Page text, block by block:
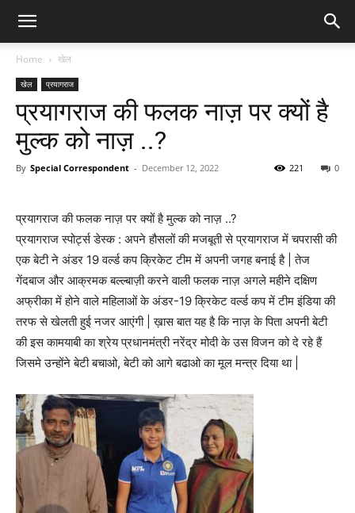
Home खेल
खेल प्रयागराज
प्रयागराज की फलक नाज़ पर क्यों है
मुल्क को नाज़ ..?
By Special Correspondent - December 12, 2022 0
221
प्रयागराज की फलक नाज़ पर क्यों है मुल्क को नाज़ ..?
प्रयागराज स्पोर्ट्स डेस्क : अपने हौसलों की मजबूती से प्रयागराज में चपरासी की
एक बेटी ने अंडर 19 वर्ल्ड कप क्रिकेट टीम में अपनी जगह बनाई है | तेज
गेंदबाज और आक्रमक बल्ल्बाज़ी करने वाली फलक नाज़ अगले महीने दक्षिण
अफ्रीका में होने वाले महिलाओं के अंडर-19 क्रिकेट वर्ल्ड कप में टीम इंडिया की
तरफ से खेलती हुई नजर आएंगी | ख़ास बात यह है कि नाज़ के पिता अपनी बेटी
की इस कामयाबी का श्रेय प्रधानमंत्री नरेंद्र मोदी के उस विजन को दे रहे हैं
जिसमे उन्होंने बेटी बचाओ, बेटी को आगे बढाओ का मूल मन्त्र दिया था |